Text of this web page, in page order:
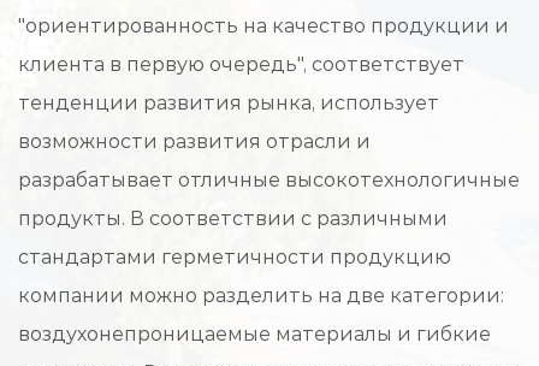
"ориентированность на качество продукции и
клиента в первую очередь", соответствует
тенденции развития рынка, использует
возможности развития отрасли и
разрабатывает отличные высокотехнологичные
продукты. В соответствии с различными
стандартами герметичности продукцию
компании можно разделить на две категории:
воздухонепроницаемые материалы и гибкие